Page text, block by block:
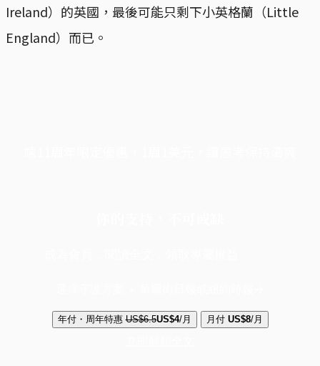
Ireland）的英國，最後可能只剩下小英格蘭（Little
England）而已。
年付・周年特惠 US$6.5US$4/月 月付 US$8/月